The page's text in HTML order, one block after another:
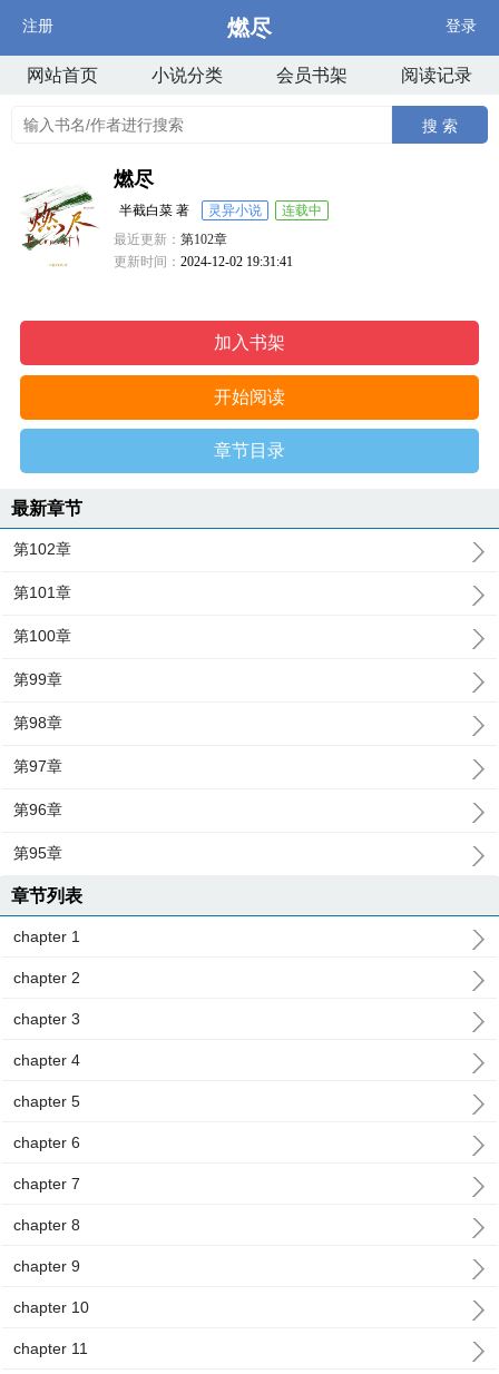
注册 燃尽 登录
网站首页 小说分类 会员书架 阅读记录
搜 索
燃尽
半截白菜 著 灵异小说
连载中
最近更新：第102章
更新时间：2024-12-02 19:31:41
加入书架
开始阅读
章节目录
最新章节
第102章
第101章
第100章
第99章
第98章
第97章
第96章
第95章
章节列表
chapter 1
chapter 2
chapter 3
chapter 4
chapter 5
chapter 6
chapter 7
chapter 8
chapter 9
chapter 10
chapter 11